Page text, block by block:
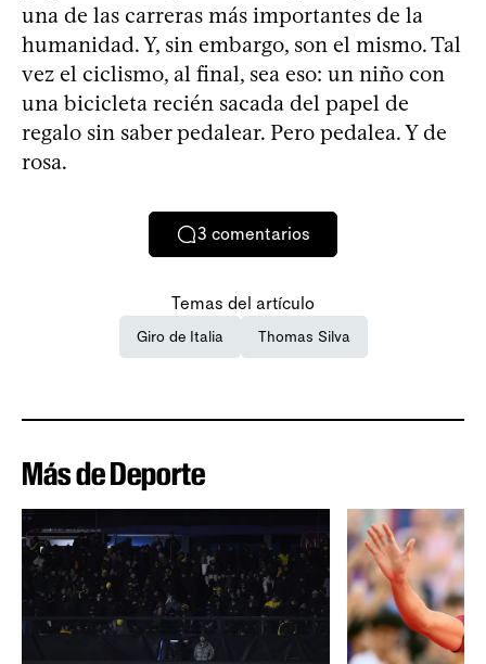
una de las carreras más importantes de la
humanidad. Y, sin embargo, son el mismo. Tal
vez el ciclismo, al final, sea eso: un niño con
una bicicleta recién sacada del papel de
regalo sin saber pedalear. Pero pedalea. Y de
rosa.
3 comentarios
Temas del artículo
Giro de Italia Thomas Silva
Más de Deporte